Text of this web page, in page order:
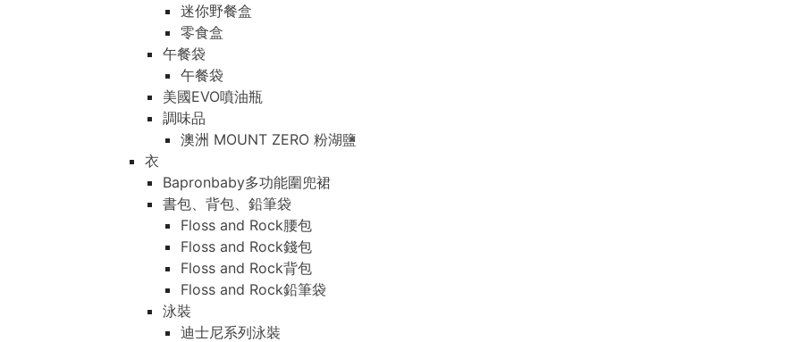
迷你野餐盒
零食盒
午餐袋
午餐袋
美國EVO噴油瓶
調味品
澳洲 MOUNT ZERO 粉湖鹽
衣
Bapronbaby多功能圍兜裙
書包、背包、鉛筆袋
Floss and Rock腰包
Floss and Rock錢包
Floss and Rock背包
Floss and Rock鉛筆袋
泳裝
迪士尼系列泳裝